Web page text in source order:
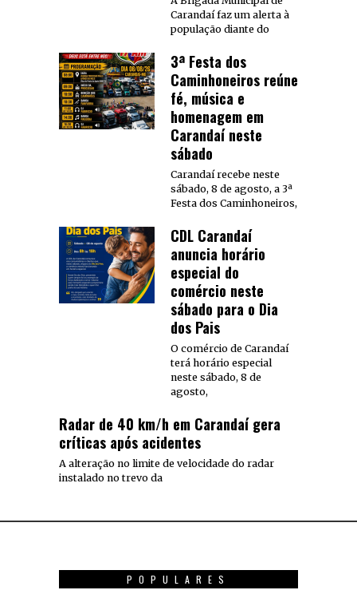
Carandaí faz um alerta à
população diante do
3ª Festa dos
Caminhoneiros reúne
fé, música e
homenagem em
Carandaí neste
sábado
Carandaí recebe neste
sábado, 8 de agosto, a 3ª
Festa dos Caminhoneiros,
CDL Carandaí
anuncia horário
especial do
comércio neste
sábado para o Dia
dos Pais
O comércio de Carandaí
terá horário especial
neste sábado, 8 de
agosto,
Radar de 40 km/h em Carandaí gera
críticas após acidentes
A alteração no limite de velocidade do radar
instalado no trevo da
POPULARES